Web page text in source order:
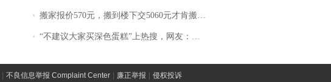
搬家报价570元，搬到楼下交5060元才肯搬上楼！女子傻眼了……
“不建议大家买深色蛋糕”上热搜，网友：天塌了！
不良信息举报 Complaint Center 廉正举报 侵权投诉